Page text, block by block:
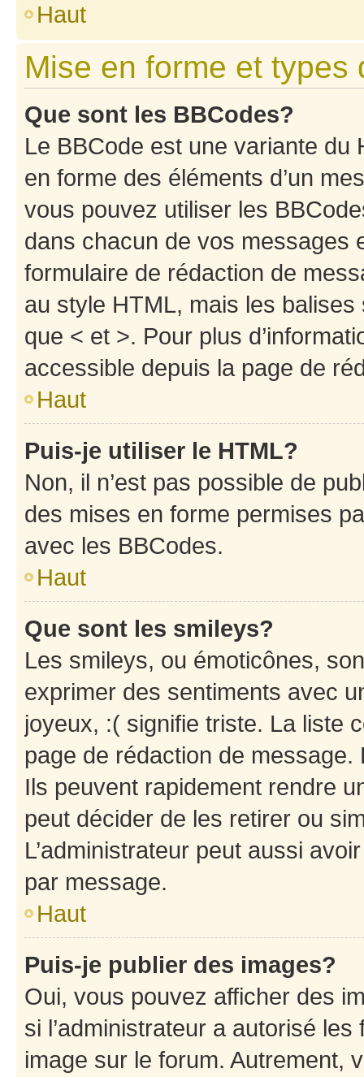
Haut
Mise en forme et types
Que sont les BBCodes?
Le BBCode est une variante du
en forme des éléments d’un
vous pouvez utiliser les
dans chacun de vos messages
formulaire de rédaction de
au style HTML, mais les
que < et >. Pour plus
accessible depuis la page de
Haut
Puis-je utiliser le HTML?
Non, il n’est pas possible de
des mises en forme permises
avec les BBCodes.
Haut
Que sont les smileys?
Les smileys, ou émoticônes,
exprimer des sentiments avec
joyeux, :( signifie triste. La liste
page de rédaction de
Ils peuvent rapidement rendre
peut décider de les retirer ou
L’administrateur peut aussi
par message.
Haut
Puis-je publier des images?
Oui, vous pouvez afficher des
si l’administrateur a autorisé
image sur le forum. Autrement,